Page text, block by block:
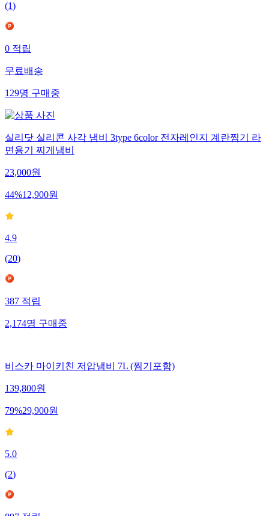
(1)
0 적립
무료배송
129명 구매중
실리닷 실리콘 사각 냄비 3type 6color 전자레인지 계란찜기 라
면용기 찌게냄비
23,000원
44%12,900원
4.9
(20)
387 적립
2,174명 구매중
비스카 마이키친 저압냄비 7L (찜기포함)
139,800원
79%29,900원
5.0
(2)